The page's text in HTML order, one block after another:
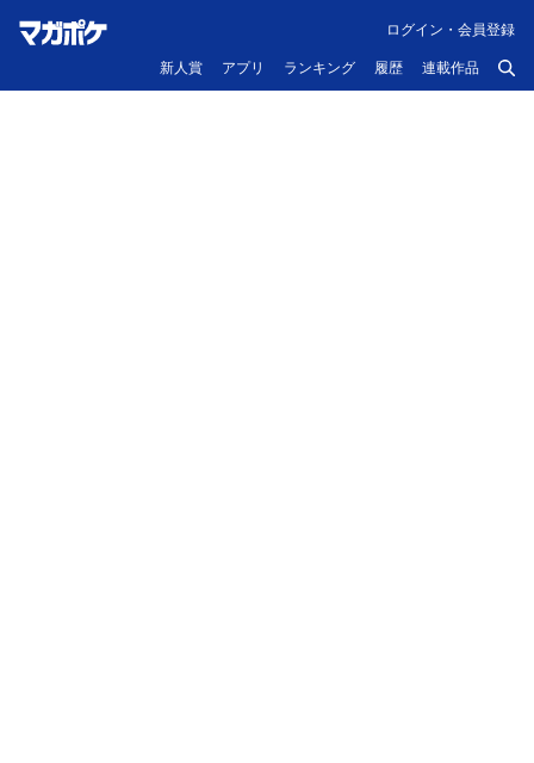
新人賞 アプリ ランキング 履歴 連載作品
ログイン・会員登録